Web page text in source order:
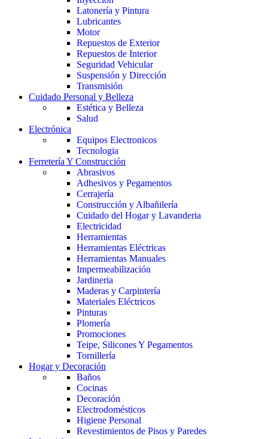
Latonería y Pintura
Lubricantes
Motor
Repuestos de Exterior
Repuestos de Interior
Seguridad Vehicular
Suspensión y Dirección
Transmisión
Cuidado Personal y Belleza
Estética y Belleza
Salud
Electrónica
Equipos Electronicos
Tecnologia
Ferretería Y Construcción
Abrasivos
Adhesivos y Pegamentos
Cerrajería
Construcción y Albañilería
Cuidado del Hogar y Lavanderia
Electricidad
Herramientas
Herramientas Eléctricas
Herramientas Manuales
Impermeabilización
Jardineria
Maderas y Carpintería
Materiales Eléctricos
Pinturas
Plomería
Promociones
Teipe, Silicones Y Pegamentos
Tornillería
Hogar y Decoración
Baños
Cocinas
Decoración
Electrodomésticos
Higiene Personal
Revestimientos de Pisos y Paredes